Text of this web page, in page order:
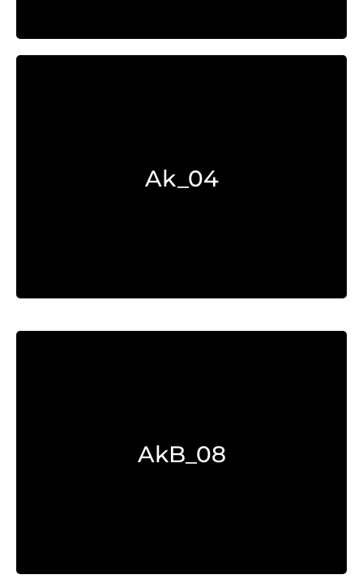
Ak_04
Explorar >
AkB_08
Explorar >